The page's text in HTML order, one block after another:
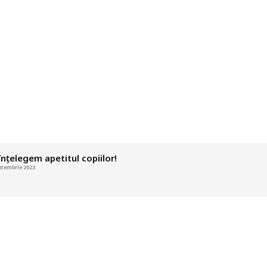
apetitul copiilor!
2023